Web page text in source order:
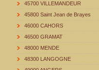
45700 VILLEMANDEUR
45800 Saint Jean de Brayes
46000 CAHORS
46500 GRAMAT
48000 MENDE
48300 LANGOGNE